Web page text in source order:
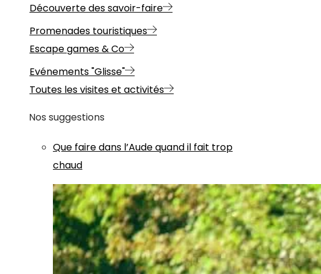
Découverte des savoir-faire
Promenades touristiques
Escape games & Co
Evénements "Glisse"
Toutes les visites et activités
Nos suggestions
Que faire dans l’Aude quand il fait trop
chaud